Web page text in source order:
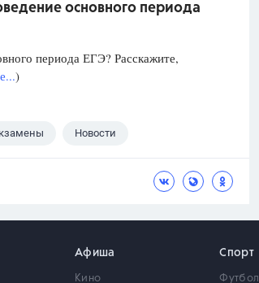
основного периода
периода ЕГЭ? Расскажите,
)
Новости
Афиша
Кино
Спорт
Футбол